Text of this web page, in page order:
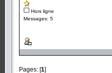
Hors ligne
Messages: 5
Pages: [1]